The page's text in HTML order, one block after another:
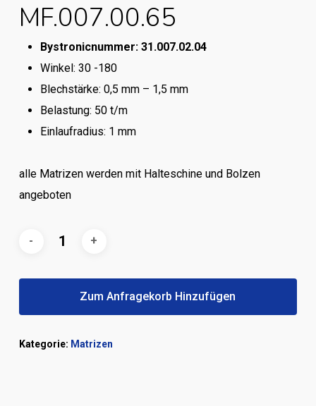
MF.007.00.65
Bystronicnummer: 31.007.02.04
Winkel: 30 -180
Blechstärke: 0,5 mm – 1,5 mm
Belastung: 50 t/m
Einlaufradius: 1 mm
alle Matrizen werden mit Halteschine und Bolzen
angeboten
Zum Anfragekorb Hinzufügen
Kategorie: Matrizen